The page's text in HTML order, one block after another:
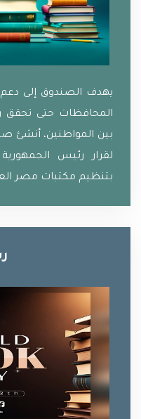
يهدف الصندوق إلى
المحافظات حتى تحقق
بين المواطنين، أنشئ
بتنظيم مكتبات مصر